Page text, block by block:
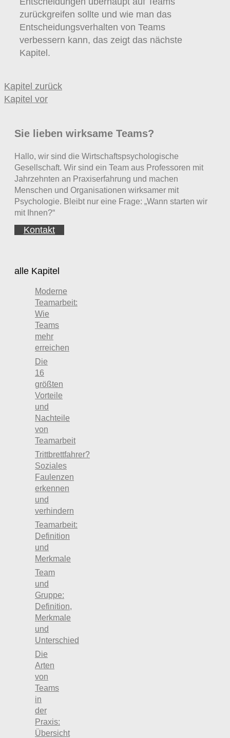
zurückgreifen sollte und wie man das
Entscheidungsverhalten von Teams
verbessern kann, das zeigt das nächste
Kapitel.
Kapitel zurück
Kapitel vor
Sie lieben wirksame Teams?
Hallo, wir sind die Wirtschaftspsychologische
Gesellschaft. Wir sind ein Team aus Professoren mit
Jahrzehnten an Praxiserfahrung und machen
Menschen und Organisationen wirksamer mit
Psychologie. Bleibt nur eine Frage: „Wann starten wir
mit Ihnen?“
Kontakt
alle Kapitel
Moderne
Teamarbeit:
Wie
Teams
mehr
erreichen
Die
16
größten
Vorteile
und
Nachteile
von
Teamarbeit
Trittbrettfahrer?
Soziales
Faulenzen
erkennen
und
verhindern
Teamarbeit:
Definition
und
Merkmale
Team
und
Gruppe:
Definition,
Merkmale
und
Unterschied
Die
Arten
von
Teams
in
der
Praxis:
Übersicht